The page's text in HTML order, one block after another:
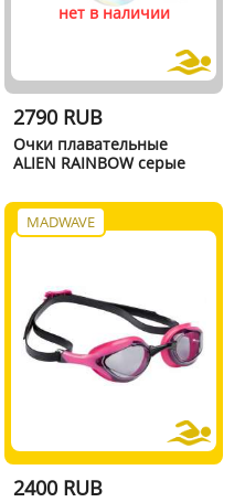
нет в наличии
2790 RUB
Очки плавательные
ALIEN RAINBOW серые
MADWAVE
2400 RUB